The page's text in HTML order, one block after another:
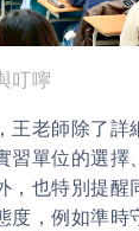
叮嚀
老師除了詳
習單位的選擇
，也特別提醒
度，例如準時